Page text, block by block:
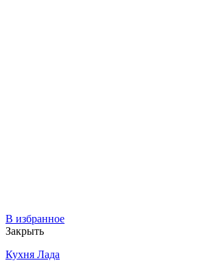
В избранное
Закрыть
Кухня Лада